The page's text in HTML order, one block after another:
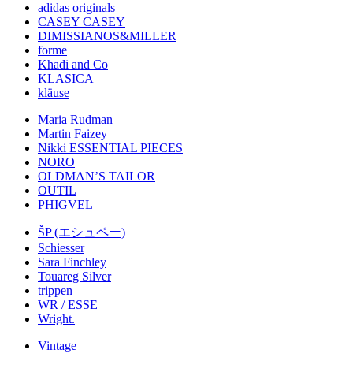
adidas originals
CASEY CASEY
DIMISSIANOS&MILLER
forme
Khadi and Co
KLASICA
kläuse
Maria Rudman
Martin Faizey
Nikki ESSENTIAL PIECES
NORO
OLDMAN’S TAILOR
OUTIL
PHIGVEL
ŠP (エシュペー)
Schiesser
Sara Finchley
Touareg Silver
trippen
WR / ESSE
Wright.
Vintage